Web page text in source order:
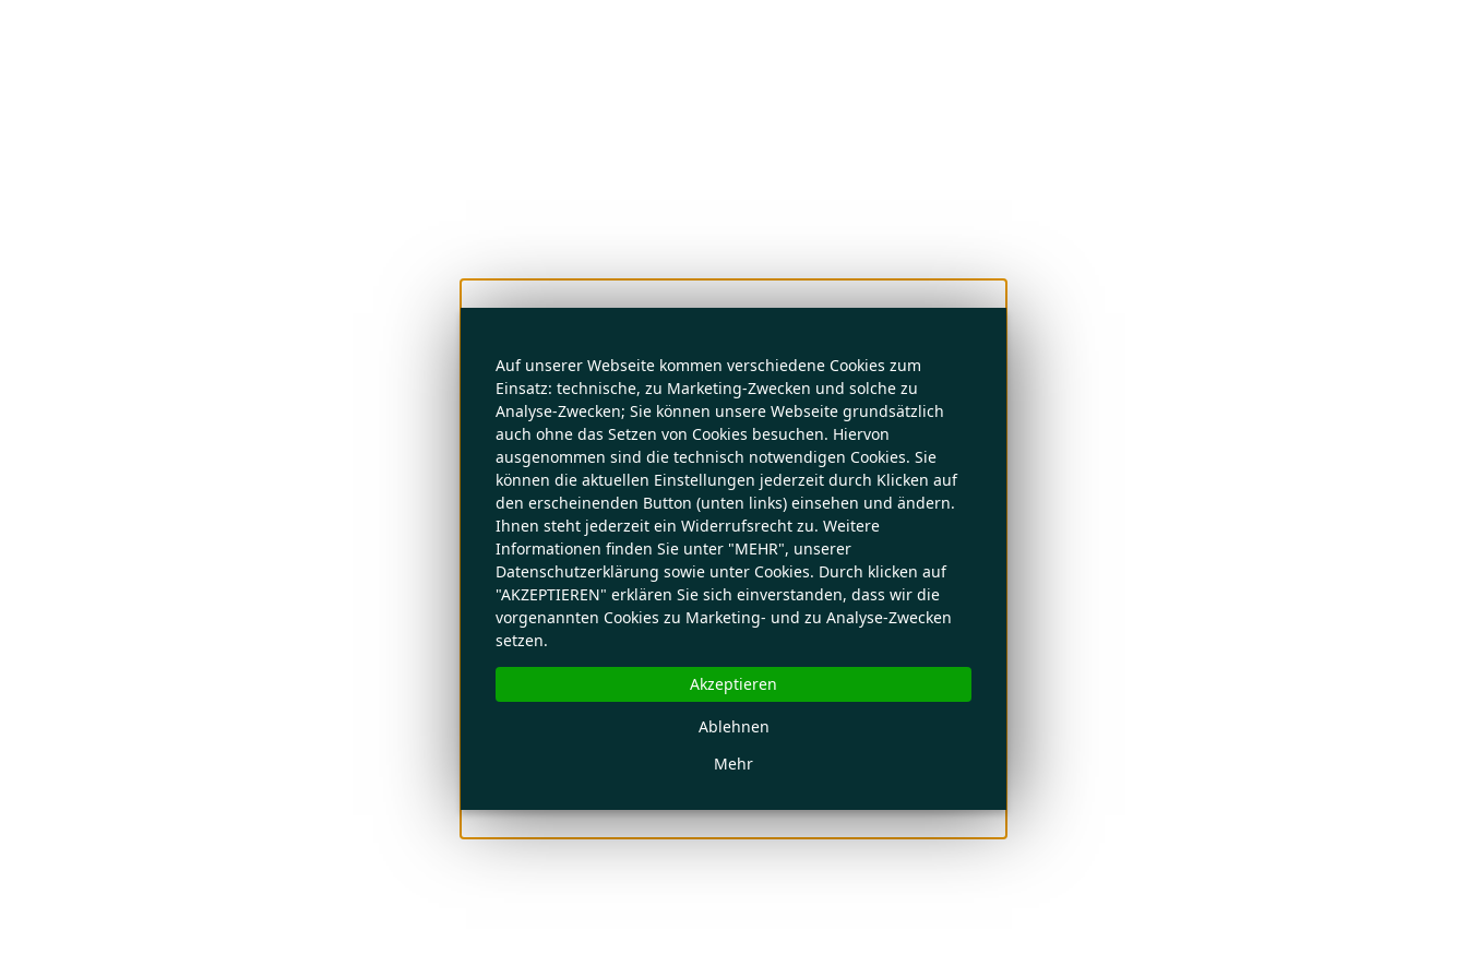
Auf unserer Webseite kommen verschiedene Cookies zum
Einsatz: technische, zu Marketing-Zwecken und solche zu
Analyse-Zwecken; Sie können unsere Webseite grundsätzlich
auch ohne das Setzen von Cookies besuchen. Hiervon
ausgenommen sind die technisch notwendigen Cookies. Sie
können die aktuellen Einstellungen jederzeit durch Klicken auf
den erscheinenden Button (unten links) einsehen und ändern.
Ihnen steht jederzeit ein Widerrufsrecht zu. Weitere
Informationen finden Sie unter "MEHR", unserer
Datenschutzerklärung sowie unter Cookies. Durch klicken auf
"AKZEPTIEREN" erklären Sie sich einverstanden, dass wir die
vorgenannten Cookies zu Marketing- und zu Analyse-Zwecken
setzen.
Mehr
Ablehnen
Akzeptieren